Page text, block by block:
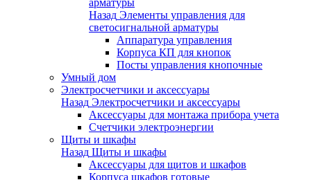
арматуры
Назад Элементы управления для
светосигнальной арматуры
Аппаратура управления
Корпуса КП для кнопок
Посты управления кнопочные
Умный дом
Электросчетчики и аксессуары
Назад Электросчетчики и аксессуары
Аксессуары для монтажа прибора учета
Счетчики электроэнергии
Щиты и шкафы
Назад Щиты и шкафы
Аксессуары для щитов и шкафов
Корпуса шкафов готовые